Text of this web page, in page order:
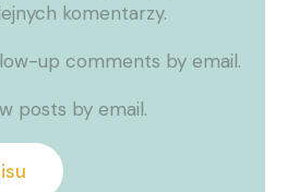
komentarzy.
up comments by email.
posts by email.